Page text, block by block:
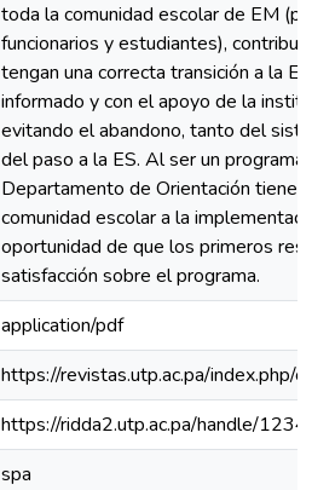
toda la comunidad escolar de EM
funcionarios y estudiantes),
tengan una correcta transición a la
informado y con el apoyo de la
evitando el abandono, tanto del
del paso a la ES. Al ser un
Departamento de Orientación tiene
comunidad escolar a la
oportunidad de que los primeros
satisfacción sobre el programa.
application/pdf
https://revistas.utp.ac.pa/index.php/
https://ridda2.utp.ac.pa/handle/
spa